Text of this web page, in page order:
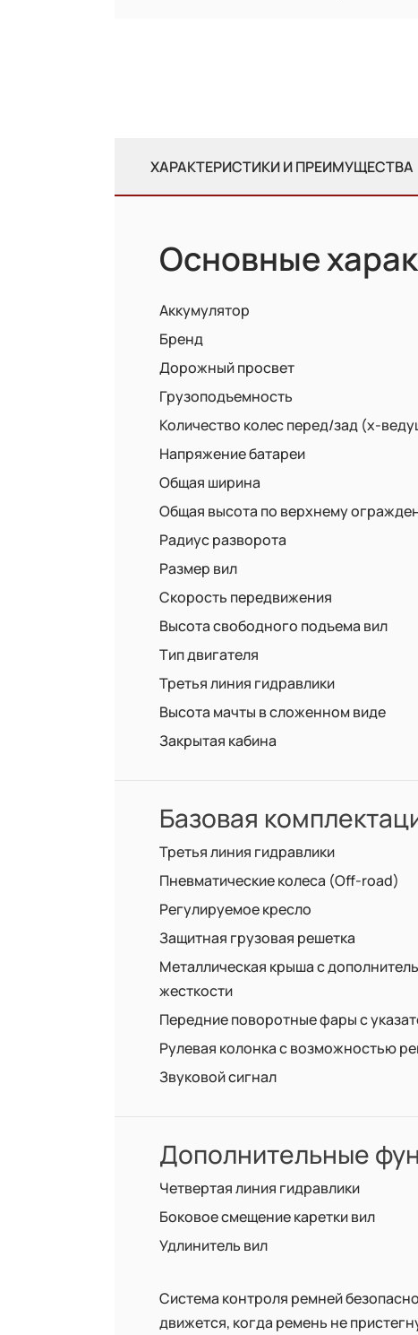
ХАРАКТЕРИСТИКИ И ПРЕИМУЩЕСТВА
Основные
Аккумулятор
Бренд
Дорожный просвет
Грузоподъемность
Количество колес перед/зад (x-
Напряжение батареи
Общая ширина
Общая высота по верхнему
Радиус разворота
Размер вил
Скорость передвижения
Высота свободного подъема вил
Тип двигателя
Третья линия гидравлики
Высота мачты в сложенном виде
Закрытая кабина
Базовая
Третья линия гидравлики
Пневматические колеса (Off-road)
Регулируемое кресло
Защитная грузовая решетка
Металлическая крыша с
жесткости
Передние поворотные фары с
Рулевая колонка с возможностью
Звуковой сигнал
Дополнительные
Четвертая линия гидравлики
Боковое смещение каретки вил
Удлинитель вил
Система контроля ремней
движется, когда ремень не